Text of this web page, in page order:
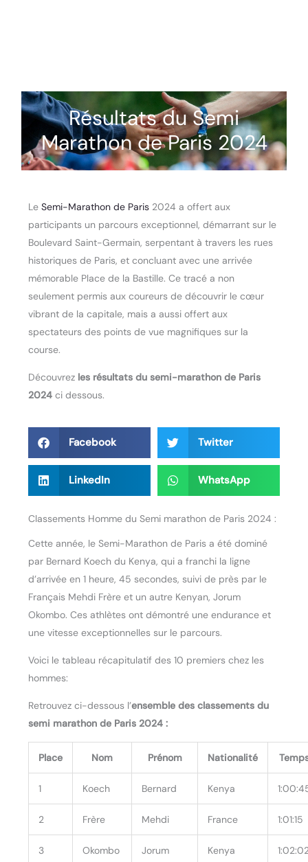
Résultats du Semi
Marathon de Paris 2024
LeSemi-Marathon de Paris 2024 a offert aux
participants un parcours exceptionnel, démarrant sur le
Boulevard Saint-Germain, serpentant à travers les rues
historiques de Paris, et concluant avec une arrivée
mémorable Place de la Bastille. Ce tracé a non
seulement permis aux coureurs de découvrir le cœur
vibrant de la capitale, mais a aussi offert aux
spectateurs des points de vue magnifiques sur la
course.
Découvrez les résultats du semi-marathon de Paris
2024ci dessous.
Facebook Twitter
LinkedIn WhatsApp
Classements Homme du Semi marathon de Paris 2024 :
Cette année, le Semi-Marathon de Paris a été dominé
par Bernard Koech du Kenya, qui a franchi la ligne
d’arrivée en 1 heure, 45 secondes, suivi de près par le
Français Mehdi Frère et un autre Kenyan, Jorum
Okombo. Ces athlètes ont démontré une endurance et
une vitesse exceptionnelles sur le parcours.
Voici le tableau récapitulatif des 10 premiers chez les
hommes:
Retrouvez ci-dessous l’ensemble des classements du
semi marathon de Paris 2024 :
Place Nom Prénom Nationalité
1 Koech Bernard Kenya
2 Frère Mehdi France 1:01:15
3 Okombo Jorum Kenya